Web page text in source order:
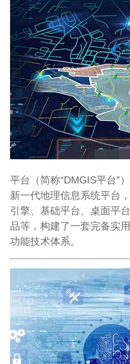
平台（简称“DMGIS平台”
新一代地理信息系统平台
引擎、基础平台、桌面平
品等，构建了一套完备实
功能技术体系。